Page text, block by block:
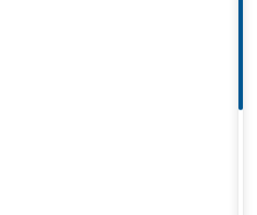
và cấu
Cầu
xây
thể leo
cao
giáo